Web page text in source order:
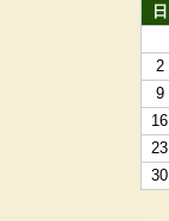
日
2
9
16
23
30